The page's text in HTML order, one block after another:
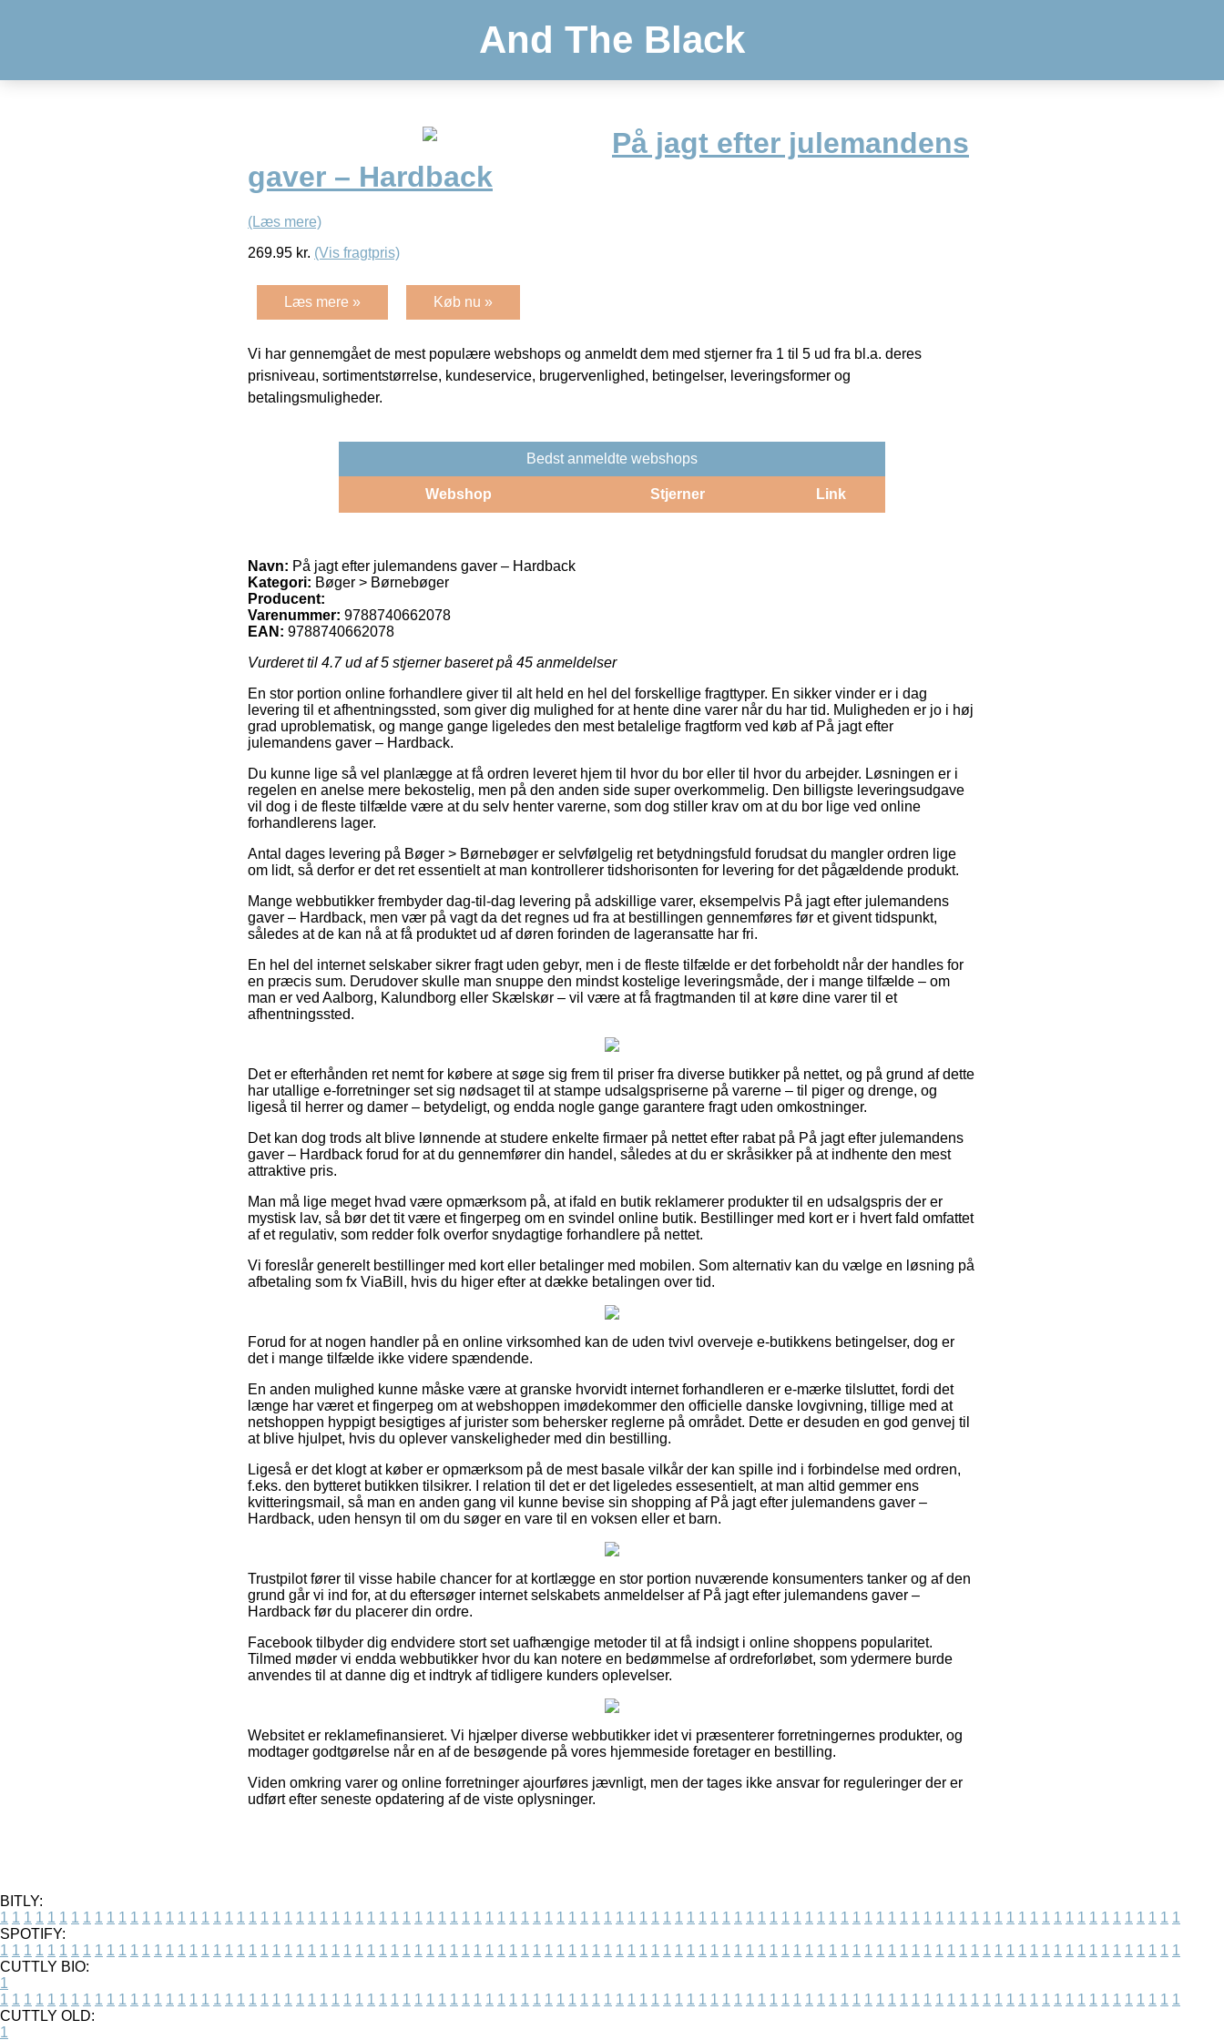
And The Black
På jagt efter julemandens
gaver – Hardback
(Læs mere)
269.95 kr. (Vis fragtpris)
Læs mere » Køb nu »
Vi har gennemgået de mest populære webshops og anmeldt dem med stjerner fra 1 til 5 ud fra bl.a. deres
prisniveau, sortimentstørrelse, kundeservice, brugervenlighed, betingelser, leveringsformer og
betalingsmuligheder.
Bedst anmeldte webshops
Webshop Stjerner Link
Navn: På jagt efter julemandens gaver – Hardback
Kategori: Bøger > Børnebøger
Producent:
Varenummer: 9788740662078
EAN: 9788740662078
Vurderet til 4.7ud af 5 stjerner baseret på 45 anmeldelser
En stor portion online forhandlere giver til alt held en hel del forskellige fragttyper. En sikker vinder er i dag
levering til et afhentningssted, som giver dig mulighed for at hente dine varer når du har tid. Muligheden er jo i høj
grad uproblematisk, og mange gange ligeledes den mest betalelige fragtform ved køb af På jagt efter
julemandens gaver – Hardback.
Du kunne lige så vel planlægge at få ordren leveret hjem til hvor du bor eller til hvor du arbejder. Løsningen er i
regelen en anelse mere bekostelig, men på den anden side super overkommelig. Den billigste leveringsudgave
vil dog i de fleste tilfælde være at du selv henter varerne, som dog stiller krav om at du bor lige ved online
forhandlerens lager.
Antal dages levering på Bøger > Børnebøger er selvfølgelig ret betydningsfuld forudsat du mangler ordren lige
om lidt, så derfor er det ret essentielt at man kontrollerer tidshorisonten for levering for det pågældende produkt.
Mange webbutikker frembyder dag-til-dag levering på adskillige varer, eksempelvis På jagt efter julemandens
gaver – Hardback, men vær på vagt da det regnes ud fra at bestillingen gennemføres før et givent tidspunkt,
således at de kan nå at få produktet ud af døren forinden de lageransatte har fri.
En hel del internet selskaber sikrer fragt uden gebyr, men i de fleste tilfælde er det forbeholdt når der handles for
en præcis sum. Derudover skulle man snuppe den mindst kostelige leveringsmåde, der i mange tilfælde – om
man er ved Aalborg, Kalundborg eller Skælskør – vil være at få fragtmanden til at køre dine varer til et
afhentningssted.
Det er efterhånden ret nemt for købere at søge sig frem til priser fra diverse butikker på nettet, og på grund af dette
har utallige e-forretninger set sig nødsaget til at stampe udsalgspriserne på varerne – til piger og drenge, og
ligeså til herrer og damer – betydeligt, og endda nogle gange garantere fragt uden omkostninger.
Det kan dog trods alt blive lønnende at studere enkelte firmaer på nettet efter rabat på På jagt efter julemandens
gaver – Hardback forud for at du gennemfører din handel, således at du er skråsikker på at indhente den mest
attraktive pris.
Man må lige meget hvad være opmærksom på, at ifald en butik reklamerer produkter til en udsalgspris der er
mystisk lav, så bør det tit være et fingerpeg om en svindel online butik. Bestillinger med kort er i hvert fald omfattet
af et regulativ, som redder folk overfor snydagtige forhandlere på nettet.
Vi foreslår generelt bestillinger med kort eller betalinger med mobilen. Som alternativ kan du vælge en løsning på
afbetaling som fx ViaBill, hvis du higer efter at dække betalingen over tid.
Forud for at nogen handler på en online virksomhed kan de uden tvivl overveje e-butikkens betingelser, dog er
det i mange tilfælde ikke videre spændende.
En anden mulighed kunne måske være at granske hvorvidt internet forhandleren er e-mærke tilsluttet, fordi det
længe har været et fingerpeg om at webshoppen imødekommer den officielle danske lovgivning, tillige med at
netshoppen hyppigt besigtiges af jurister som behersker reglerne på området. Dette er desuden en god genvej til
at blive hjulpet, hvis du oplever vanskeligheder med din bestilling.
Ligeså er det klogt at køber er opmærksom på de mest basale vilkår der kan spille ind i forbindelse med ordren,
f.eks. den bytteret butikken tilsikrer. I relation til det er det ligeledes essesentielt, at man altid gemmer ens
kvitteringsmail, så man en anden gang vil kunne bevise sin shopping af På jagt efter julemandens gaver –
Hardback, uden hensyn til om du søger en vare til en voksen eller et barn.
Trustpilot fører til visse habile chancer for at kortlægge en stor portion nuværende konsumenters tanker og af den
grund går vi ind for, at du eftersøger internet selskabets anmeldelser af På jagt efter julemandens gaver –
Hardback før du placerer din ordre.
Facebook tilbyder dig endvidere stort set uafhængige metoder til at få indsigt i online shoppens popularitet.
Tilmed møder vi endda webbutikker hvor du kan notere en bedømmelse af ordreforløbet, som ydermere burde
anvendes til at danne dig et indtryk af tidligere kunders oplevelser.
Websitet er reklamefinansieret. Vi hjælper diverse webbutikker idet vi præsenterer forretningernes produkter, og
modtager godtgørelse når en af de besøgende på vores hjemmeside foretager en bestilling.
Viden omkring varer og online forretninger ajourføres jævnligt, men der tages ikke ansvar for reguleringer der er
udført efter seneste opdatering af de viste oplysninger.
BITLY:
1 1 1 1 1 1 1 1 1 1 1 1 1 1 1 1 1 1 1 1 1 1 1 1 1 1 1 1 1 1 1 1 1 1 1 1 1 1 1 1 1 1 1 1 1 1 1 1 1 1 1 1 1 1 1 1 1 1 1 1 1 1 1 1 1 1 1 1 1 1 1 1 1 1 1 1 1 1 1 1 1 1 1 1 1 1 1 1 1 1 1 1 1 1 1 1 1 1 1 1
SPOTIFY:
1 1 1 1 1 1 1 1 1 1 1 1 1 1 1 1 1 1 1 1 1 1 1 1 1 1 1 1 1 1 1 1 1 1 1 1 1 1 1 1 1 1 1 1 1 1 1 1 1 1 1 1 1 1 1 1 1 1 1 1 1 1 1 1 1 1 1 1 1 1 1 1 1 1 1 1 1 1 1 1 1 1 1 1 1 1 1 1 1 1 1 1 1 1 1 1 1 1 1 1
CUTTLY BIO:
1
1 1 1 1 1 1 1 1 1 1 1 1 1 1 1 1 1 1 1 1 1 1 1 1 1 1 1 1 1 1 1 1 1 1 1 1 1 1 1 1 1 1 1 1 1 1 1 1 1 1 1 1 1 1 1 1 1 1 1 1 1 1 1 1 1 1 1 1 1 1 1 1 1 1 1 1 1 1 1 1 1 1 1 1 1 1 1 1 1 1 1 1 1 1 1 1 1 1 1 1
CUTTLY OLD:
1